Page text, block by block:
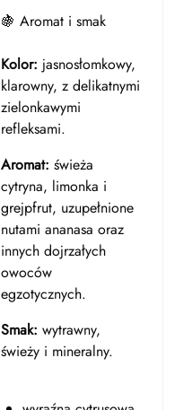
🍇 Aromat i smak
Kolor: jasnosłomkowy,
klarowny, z delikatnymi
zielonkawymi
refleksami.
Aromat: świeża
cytryna, limonka i
grejpfrut, uzupełnione
nutami ananasa oraz
innych dojrzałych
owoców
egzotycznych.
Smak: wytrawny,
świeży i mineralny.